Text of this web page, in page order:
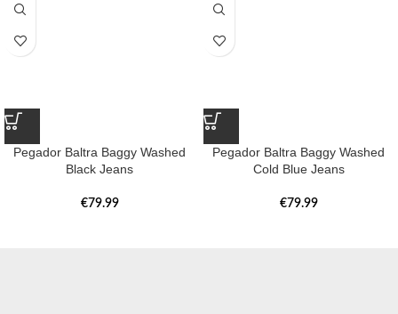
Pegador Baltra Baggy Washed
Black Jeans
€79.99
Pegador Baltra Baggy Washed
Cold Blue Jeans
€79.99